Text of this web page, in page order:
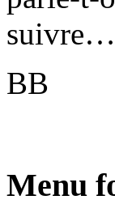
suivre…
BB
Menu